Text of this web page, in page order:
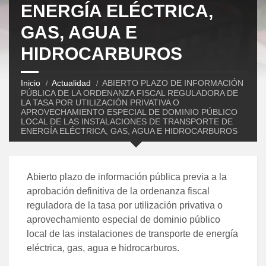
ENERGÍA ELÉCTRICA,
GAS, AGUA E
HIDROCARBUROS
Inicio Actualidad
ABIERTO PLAZO DE INFORMACIÓN
PÚBLICA DE LA ORDENANZA FISCAL REGULADORA DE
LA TASA POR UTILIZACIÓN PRIVATIVA O
APROVECHAMIENTO ESPECIAL DE DOMINIO PÚBLICO
LOCAL DE LAS INSTALACIONES DE TRANSPORTE DE
ENERGÍA ELÉCTRICA, GAS, AGUA E HIDROCARBUROS
Abierto plazo de información pública previa a la
aprobación definitiva de la ordenanza fiscal
reguladora de la tasa por utilización privativa o
aprovechamiento especial de dominio público
local de las instalaciones de transporte de energía
eléctrica, gas, agua e hidrocarburos.